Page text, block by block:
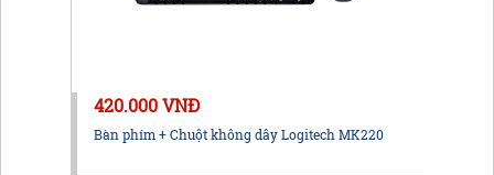
420.000 VNĐ
Bàn phím + Chuột không dây Logitech MK220